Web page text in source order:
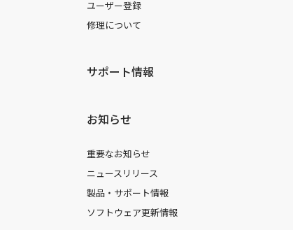
ユーザー登録
修理について
サポート情報
お知らせ
重要なお知らせ
ニュースリリース
製品・サポート情報
ソフトウェア更新情報